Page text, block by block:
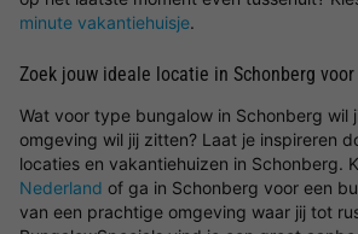
minute vakantiehuisje.
Zoek jouw ideale locatie in Schonberg
Wat voor type bungalow in Schonberg wil
omgeving wil jij zitten? Laat je inspireren
locaties en vakantiehuizen in Schonberg.
Nederland of ga in Schonberg voor een
van een prachtige omgeving waar jij tot